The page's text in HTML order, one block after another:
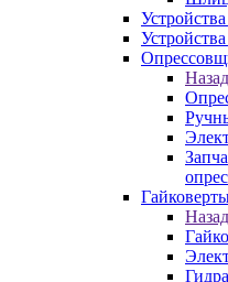
Назад
Назад